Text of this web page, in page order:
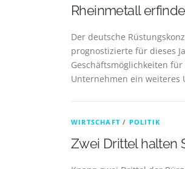
Rheinmetall
Der deutsche
prognostizierte für dieses
Geschäftsmöglichkeiten
Unternehmen ein weiteres
WIRTSCHAFT / POLITIK
Zwei Drittel halten